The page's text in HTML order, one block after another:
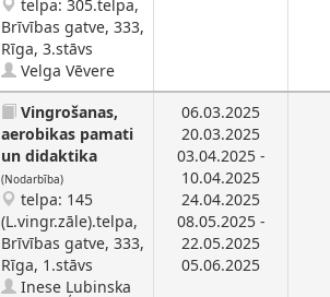
telpa: 305.telpa,
Brīvības gatve, 333,
Rīga, 3.stāvs
Velga Vēvere
Vingrošanas,
aerobikas pamati
un didaktika
(Nodarbība)
telpa: 145
(L.vingr.zāle).telpa,
Brīvības gatve, 333,
Rīga, 1.stāvs
Inese Ļubinska
06.03.2025
20.03.2025
03.04.2025 -
10.04.2025
24.04.2025
08.05.2025 -
22.05.2025
05.06.2025